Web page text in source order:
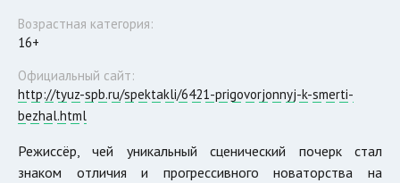
Возрастная категория:
16+
Официальный сайт:
http://tyuz-spb.ru/spektakli/6421-prigovorjonnyj-k-smerti-
bezhal.html
Режиссёр, чей уникальный сценический почерк стал
знаком отличия и прогрессивного новаторства на